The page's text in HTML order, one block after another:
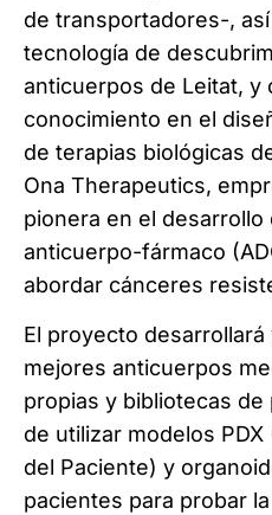
de transportadores-,
tecnología de
anticuerpos de Leitat, y
conocimiento en el
de terapias biológicas
Ona Therapeutics,
pionera en el desarrollo
anticuerpo-fármaco
abordar cánceres
El proyecto
mejores anticuerpos
propias y bibliotecas de
de utilizar modelos
del Paciente) y
pacientes para probar